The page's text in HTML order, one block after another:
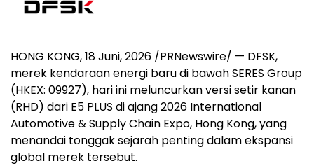
HONG KONG,18 Juni, 2026 /PRNewswire/ — DFSK,
merek kendaraan energi baru di bawah SERES Group
(HKEX: 09927), hari ini meluncurkan versi setir kanan
(RHD) dari E5 PLUS di ajang 2026 International
Automotive & Supply Chain Expo, Hong Kong, yang
menandai tonggak sejarah penting dalam ekspansi
global merek tersebut.